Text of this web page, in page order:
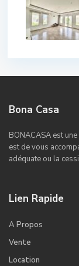
Bona Casa
BONACASA est
est de vous
adéquate ou la
Lien Rapide
A Propos
Vente
Location